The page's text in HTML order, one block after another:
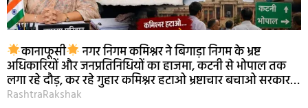
कानाफूसी नगर निगम कमिश्नर ने बिगाड़ा निगम के भ्रष्ट
अधिकारियों और जनप्रतिनिधियों का हाजमा, कटनी से भोपाल तक
लगा रहे दौड़, कर रहे गुहार कमिश्नर हटाओ भ्रष्टाचार बचाओ सरकार…
RashtraRakshak